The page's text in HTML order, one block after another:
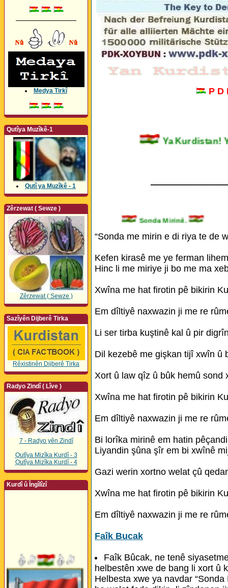
Medya Tirkî
Qutîya Muzîkê-1
Qutî ya Muzîkê - 1
Zêrzewat ( Sewze )
Zêrzewat ( Sewze )
Sazîyên Dijberê Tirka
Rêxistinên Dijberê Tirka
Radyo Zindî ( Lîve )
7 - Radyo yên Zindî
Qutîya Mizîka Kurdî - 3
Qutîya Mizîka Kurdî - 4
Kurdî û Îngîlîzî
P D
Ya
Sonda Mirinê.
“Sonda me mirin e di riya te de
Kefen kirasê me ye ferman
Hinc li me miriye ji bo me ma
Xwîna me hat firotin pê bikirin
Em dîltiyê naxwazin ji me re
Li ser tirba kuştinê kal û pir
Dil kezebê me gişkan tijî xwîn û
Xort û law qîz û bûk hemû sond
Xwîna me hat firotin pê bikirin
Em dîltiyê naxwazin ji me re
Bi lorîka mirinê em hatin
Liyandin şûna şîr em bi xwînê
Gazi werin xortno welat çû
Xwîna me hat firotin pê bikirin
Em dîltiyê naxwazin ji me re
Faîk Bucak
Faîk Bûcak, ne tenê
helbestên xwe de bang li xort û
Helbesta xwe ya navdar